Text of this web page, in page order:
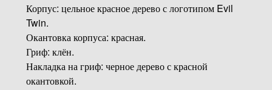
Корпус: цельное красное дерево с логотипом Evil
Twin.
Окантовка корпуса: красная.
Гриф: клён.
Накладка на гриф: черное дерево с красной
окантовкой.